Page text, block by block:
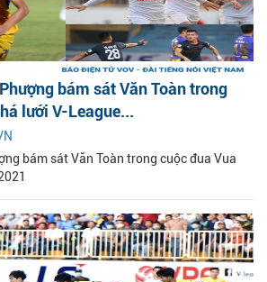
bám sát Văn Toàn trong
lưới V-League...
bám sát Văn Toàn trong cuộc đua Vua